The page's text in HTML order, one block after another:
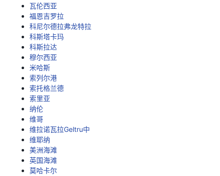
瓦伦西亚
福恩吉罗拉
科尼尔德拉弗龙特拉
科斯塔卡玛
科斯拉达
穆尔西亚
米哈斯
索列尔港
索托格兰德
索里亚
纳伦
维哥
维拉诺瓦拉Geltru中
维耶纳
美洲海滩
英国海滩
莫哈卡尔